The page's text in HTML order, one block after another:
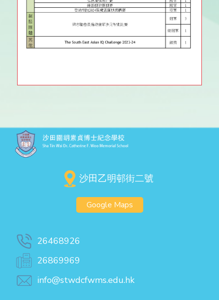
沙田乙明邨街二號
Google Maps
26468926
26869969
info@stwdcfwms.edu.hk